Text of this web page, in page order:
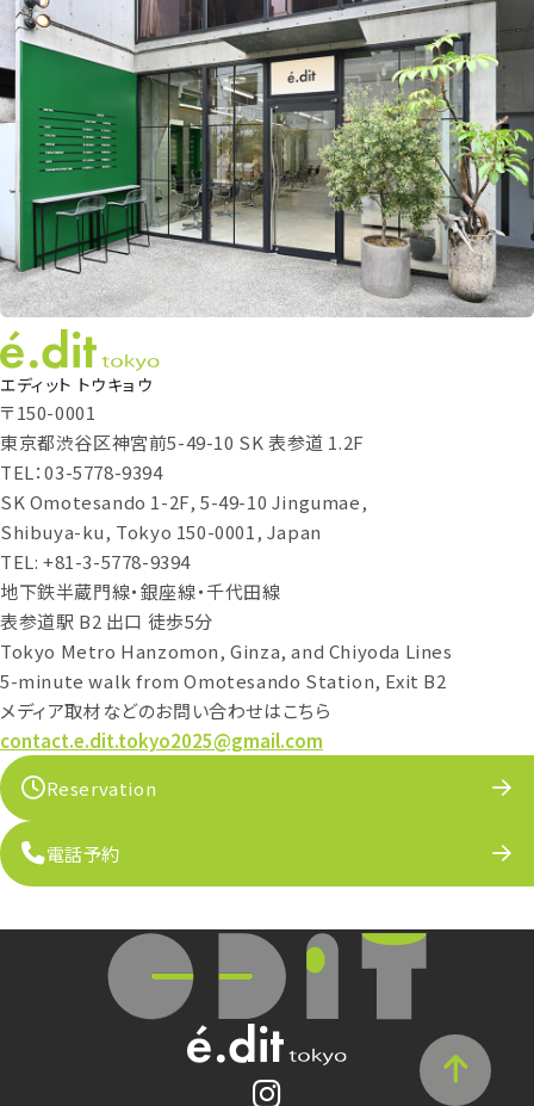
エディット トウキョウ
〒150-0001
東京都渋谷区神宮前5-49-10 SK 表参道 1.2F
TEL：03-5778-9394
SK Omotesando 1-2F, 5-49-10 Jingumae,
Shibuya-ku, Tokyo 150-0001, Japan
TEL: +81-3-5778-9394
地下鉄半蔵門線・銀座線・千代田線
表参道駅 B2 出口 徒歩5分
Tokyo Metro Hanzomon, Ginza, and Chiyoda Lines
5-minute walk from Omotesando Station, Exit B2
メディア取材などのお問い合わせはこちら
contact.e.dit.tokyo2025@gmail.com
Reservation
電話予約